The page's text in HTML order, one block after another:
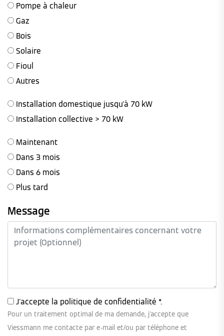
Pompe à chaleur
Gaz
Bois
Solaire
Fioul
Autres
Installation domestique jusqu'à 70 kW
Installation collective > 70 kW
Maintenant
Dans 3 mois
Dans 6 mois
Plus tard
Message
J'accepte la politique de confidentialité *.
Pour un traitement optimal de ma demande, j'accepte que
Viessmann me contacte par e-mail et/ou par téléphone et